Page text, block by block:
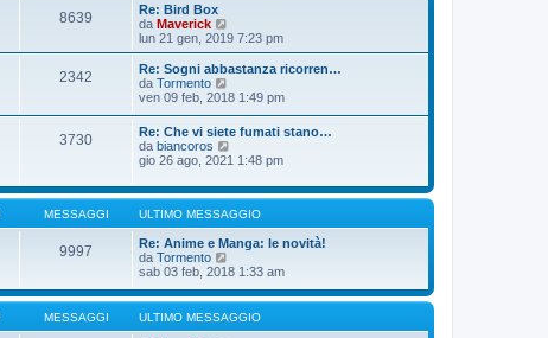
g
i
s
g
g
i
o
l
m
o
m
e
s
s
a
g
i
o
8639
Re: Bird Box
da Maverick
e
d
i
l
i
m
o
m
s
s
a
g
g
i
o
lun 21 gen, 2019 7:23 pm
2342
Re: Sogni abbastanza ricorren…
da Tormento
e
u
l
t
m
o
e
s
s
a
g
i
ven 09 feb, 2018 1:49 pm
3730
Re: Che vi siete fumati stano…
da biancoros
e
i
u
l
t
i
o
m
e
s
s
gio 26 ago, 2021 1:48 pm
MESSAGGI ULTIMO MESSAGGIO
9997
Re: Anime e Manga: le novità!
da Tormento
e
i
u
sab 03 feb, 2018 1:33 am
MESSAGGI ULTIMO MESSAGGIO